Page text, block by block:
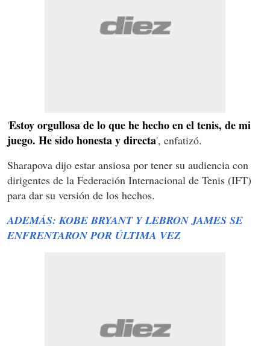
'Estoy orgullosa de lo que he hecho en el tenis, de mi
juego. He sido honesta y directa', enfatizó.
Sharapova dijo estar ansiosa por tener su audiencia con
dirigentes de la Federación Internacional de Tenis (IFT)
para dar su versión de los hechos.
ADEMÁS: KOBE BRYANT Y LEBRON JAMES SE
ENFRENTARON POR ÚLTIMA VEZ